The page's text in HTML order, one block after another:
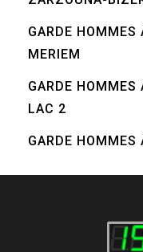
GARDE HOMMES
MERIEM
GARDE
LAC 2
GARDE HOMMES